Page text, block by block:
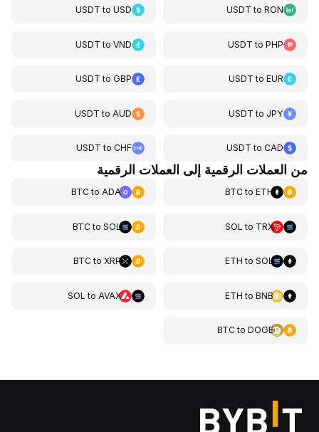
USDT toRON
USDT toUSD
USDT toPHP
USDT toVND
USDT toEUR
USDT toGBP
USDT toJPY
USDT to AUD
USDT toCAD
USDT toCHF
من العملات الرقمية إلى العملات الرقمية
BTCtoETH
BTCtoADA
SOL to TRX
BTCtoSOL
ETH toSOL
BTCtoXRP
ETH toBNB
SOL toAVAX
BTCtoDOGE